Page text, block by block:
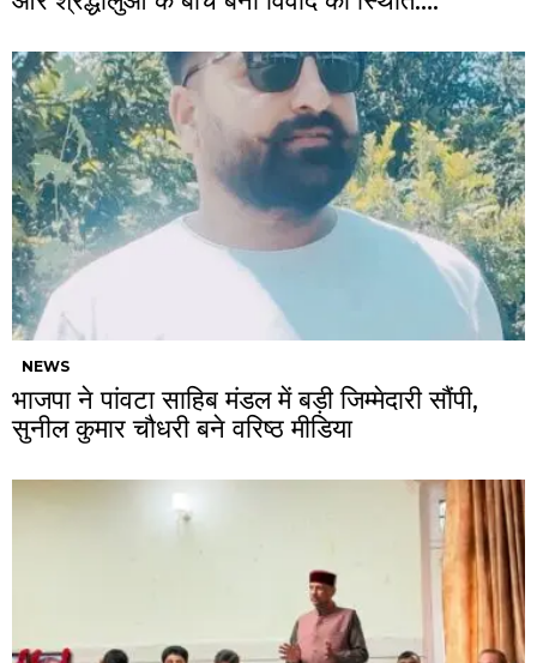
NEWS
भाजपा ने पांवटा साहिब मंडल में बड़ी जिम्मेदारी सौंपी,
सुनील कुमार चौधरी बने वरिष्ठ मीडिया